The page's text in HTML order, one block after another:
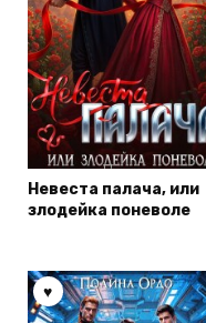
Невеста палача, или
злодейка поневоле